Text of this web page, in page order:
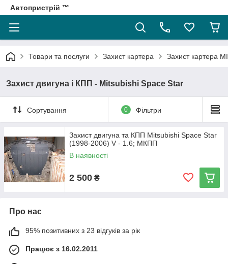
Автопристрій ™
Товари та послуги Захист картера Захист картера
Захист двигуна і КПП - Mitsubishi Space Star
Сортування 0 Фільтри
Захист двигуна та КПП Mitsubishi Space Star
(1998-2006) V - 1.6; МКПП
В наявності
2 500 ₴
Про нас
95% позитивних з 23 відгуків за рік
Працює з 16.02.2011